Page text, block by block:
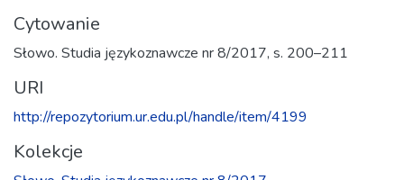
Cytowanie
Słowo. Studia językoznawcze nr 8/2017, s. 200–211
URI
http://repozytorium.ur.edu.pl/handle/item/4199
Kolekcje